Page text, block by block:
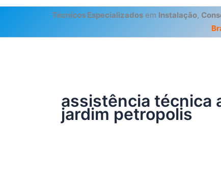
Técnicos Especializados em Instalação,
assistência técnica
jardim petropolis